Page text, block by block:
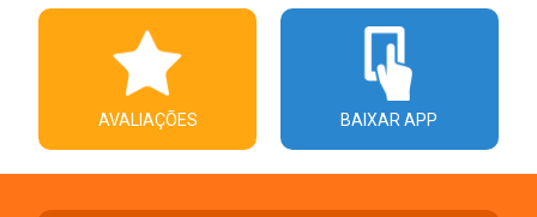
AVALIAÇÕES BAIXAR APP